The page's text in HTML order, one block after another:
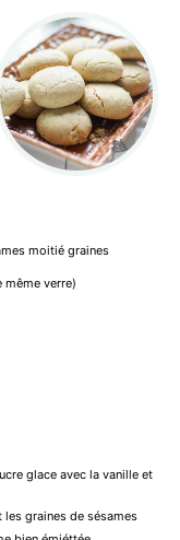
moitié graines
même verre)
glace avec la vanille et
graines de sésames